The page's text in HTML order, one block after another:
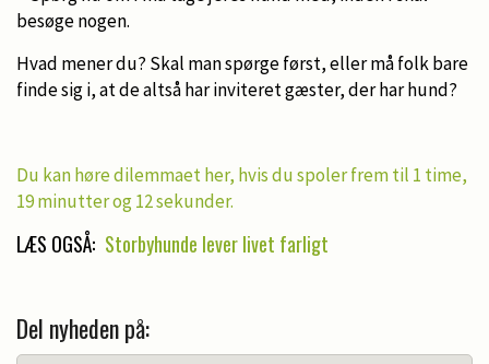
besøge nogen.
Hvad mener du? Skal man spørge først, eller må folk bare
finde sig i, at de altså har inviteret gæster, der har hund?
Du kan høre dilemmaet her, hvis du spoler frem til 1 time,
19 minutter og 12 sekunder.
LÆS OGSÅ: Storbyhunde lever livet farligt
Del nyheden på: